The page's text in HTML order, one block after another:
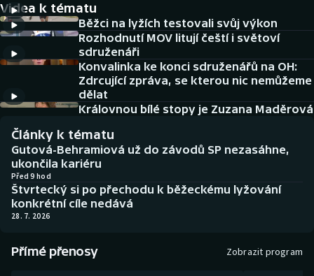
DALŠÍ SPORTY
Americký fotbal
Baseball a softbal
Basketbal
Biatlon
Boby a skeleton
Box
NEPŘEHLÉDNĚTE
Historické návraty
Aplikace ČT sport
AZ kvíz
Videa k tématu
Běžci na lyžích testovali svůj výkon
Rozhodnutí MOV litují čeští i světoví
sdruženáři
Konvalinka ke konci sdruženářů na OH:
Zdrcující zpráva, se kterou nic nemůžeme
dělat
Královnou bílé stopy je Zuzana Maděrová
Články k tématu
Gutová-Behramiová už do závodů SP nezasáhne,
ukončila kariéru
Před 9 hod
Štvrtecký si po přechodu k běžeckému lyžování
konkrétní cíle nedává
28. 7. 2026
Přímé přenosy Zobrazit program